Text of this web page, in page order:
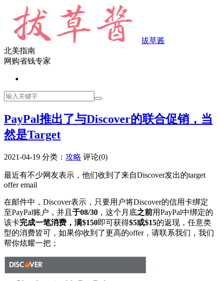
拔草酱
北美指南
网购省钱专家
PayPal推出了与Discover的联合促销，当
然是Target
2021-04-19 分类： 攻略 评论(0)
最近有不少网友表示，他们收到了来自Discover发出的target
offer email
在邮件中，Discover表示，只要用户将Discover的信用卡绑定
至PayPal账户，并且 于08/30 ，这个月底之前用PayPal中绑定的
该卡完成一笔消费，满$150即可获得$5或$15的返现，任意类
型的消费皆可，如果你收到了更高的offer，请联系我们，我们
帮你炫耀一把；